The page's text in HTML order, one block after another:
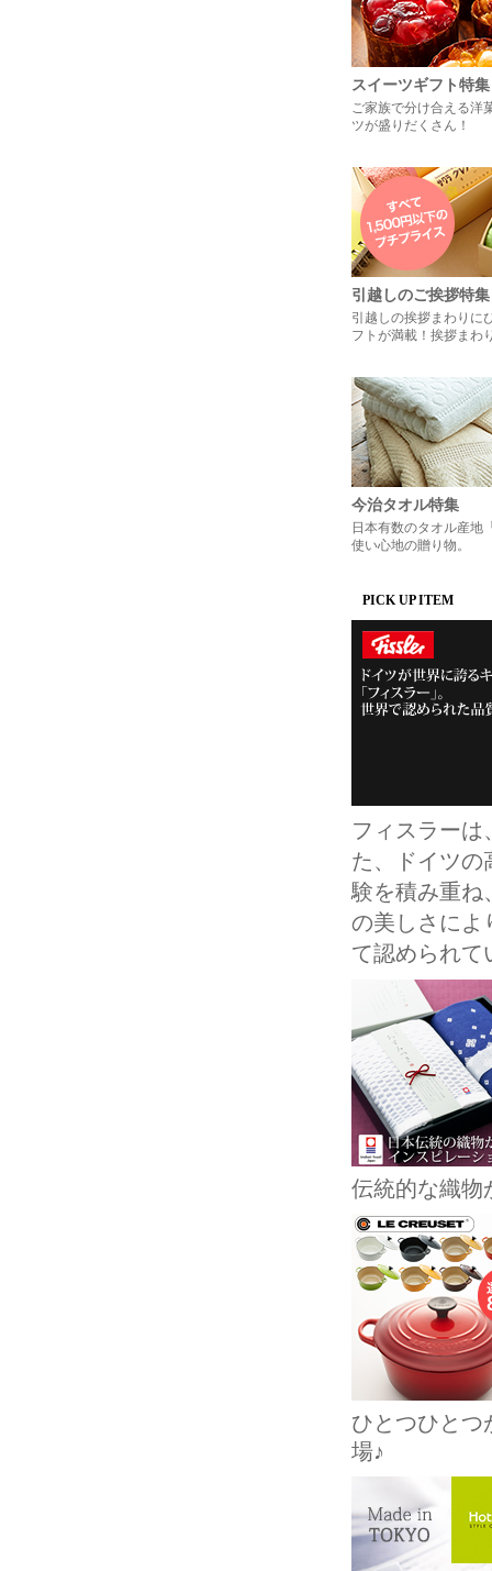
スイーツギフト特集
ご家族で分け合える洋
ツが盛りだくさん！
引越しのご挨拶特集
引越しの挨拶まわりに
フトが満載！挨拶まわ
今治タオル特集
日本有数のタオル産地
使い心地の贈り物。
PICK UP ITEM
フィスラーは
た、ドイツの
験を積み重ね
の美しさによ
て認められて
伝統的な織物
ひとつひとつ
場♪